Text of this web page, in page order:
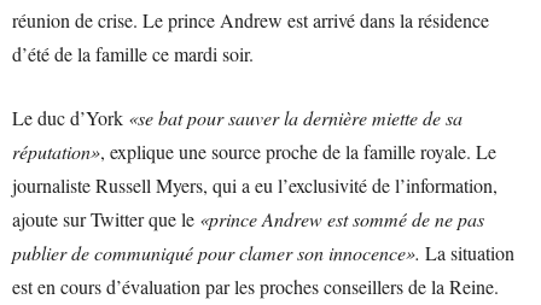
réunion de crise. Le prince Andrew est arrivé dans la résidence
d’été de la famille ce mardi soir.
Le duc d’York «se bat pour sauver la dernière miette de sa
réputation», explique une source proche de la famille royale. Le
journaliste Russell Myers, qui a eu l’exclusivité de l’information,
ajoute sur Twitter que le «prince Andrew est sommé de ne pas
publier de communiqué pour clamer son innocence». La situation
est en cours d’évaluation par les proches conseillers de la Reine.